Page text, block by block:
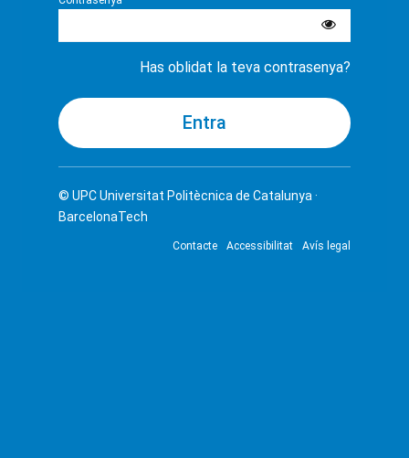
Has oblidat la teva contrasenya?
© UPCUniversitat Politècnica de Catalunya ·
BarcelonaTech
Contacte Accessibilitat Avís legal